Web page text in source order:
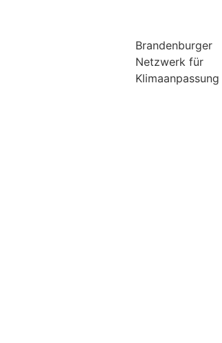
Brandenburger
Netzwerk für